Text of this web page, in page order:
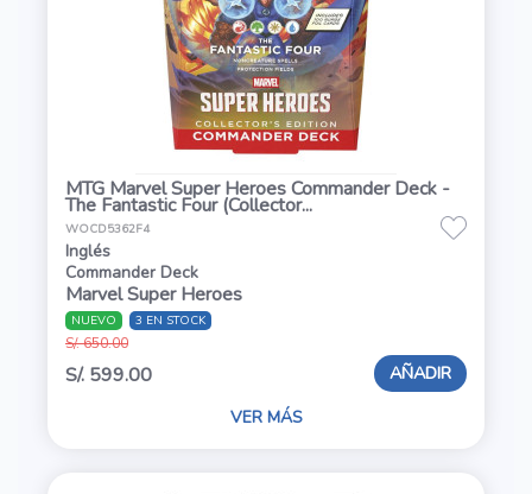
MTG Marvel Super Heroes Commander Deck -
The Fantastic Four (Collector...
WOCD5362F4
Inglés
Commander Deck
Marvel Super Heroes
NUEVO 3 EN STOCK
S/. 650.00
S/. 599.00 AÑADIR
VER MÁS